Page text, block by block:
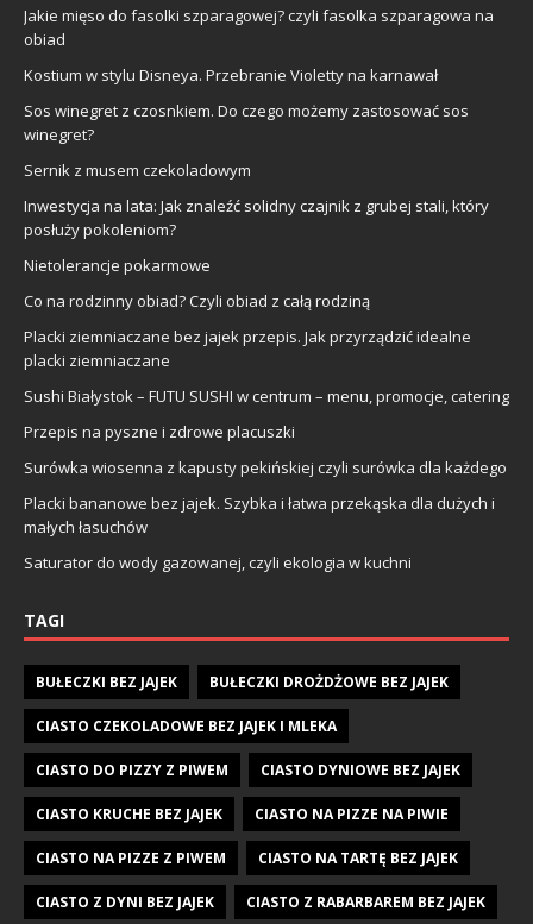
Jakie mięso do fasolki szparagowej? czyli fasolka szparagowa na
obiad
Kostium w stylu Disneya. Przebranie Violetty na karnawał
Sos winegret z czosnkiem. Do czego możemy zastosować sos
winegret?
Sernik z musem czekoladowym
Inwestycja na lata: Jak znaleźć solidny czajnik z grubej stali, który
posłuży pokoleniom?
Nietolerancje pokarmowe
Co na rodzinny obiad? Czyli obiad z całą rodziną
Placki ziemniaczane bez jajek przepis. Jak przyrządzić idealne
placki ziemniaczane
Sushi Białystok – FUTU SUSHI w centrum – menu, promocje, catering
Przepis na pyszne i zdrowe placuszki
Surówka wiosenna z kapusty pekińskiej czyli surówka dla każdego
Placki bananowe bez jajek. Szybka i łatwa przekąska dla dużych i
małych łasuchów
Saturator do wody gazowanej, czyli ekologia w kuchni
TAGI
BUŁECZKI BEZ JAJEK BUŁECZKI DROŻDŻOWE BEZ JAJEK
CIASTO CZEKOLADOWE BEZ JAJEK I MLEKA
CIASTO DO PIZZY Z PIWEM CIASTO DYNIOWE BEZ JAJEK
CIASTO KRUCHE BEZ JAJEK CIASTO NA PIZZE NA PIWIE
CIASTO NA PIZZE Z PIWEM CIASTO NA TARTĘ BEZ JAJEK
CIASTO Z DYNI BEZ JAJEK CIASTO Z RABARBAREM BEZ JAJEK